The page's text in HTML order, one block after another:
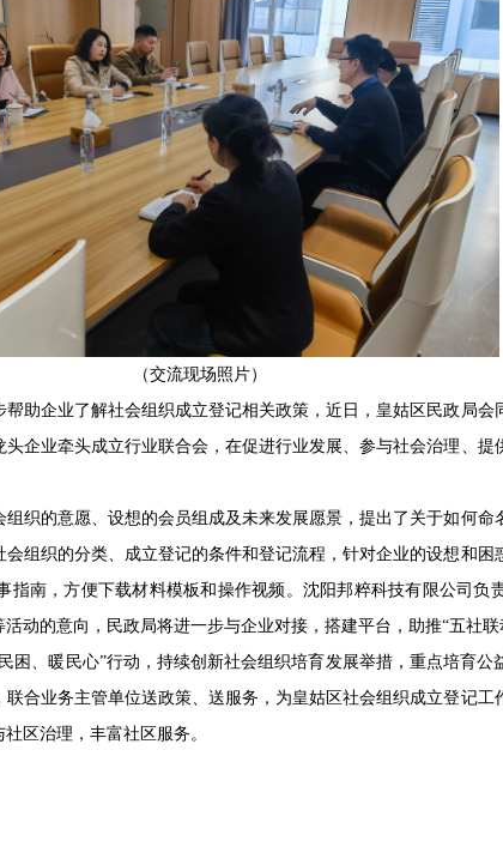
（交流现场照片）
助企业了解社会组织成立登记相关政策，近日，皇姑区民政局
企业牵头成立行业联合会，在促进行业发展、参与社会治理、提
织的意愿、设想的会员组成及未来发展愿景，提出了关于如何命
组织的分类、成立登记的条件和登记流程，针对企业的设想和困
南，方便下载材料模板和操作视频。沈阳邦粹科技有限公司负
动的意向，民政局将进一步与企业对接，搭建平台，助推“五社联
困、暖民心”行动，持续创新社会组织培育发展举措，重点培育公
合业务主管单位送政策、送服务，为皇姑区社会组织成立登记工
区治理，丰富社区服务。